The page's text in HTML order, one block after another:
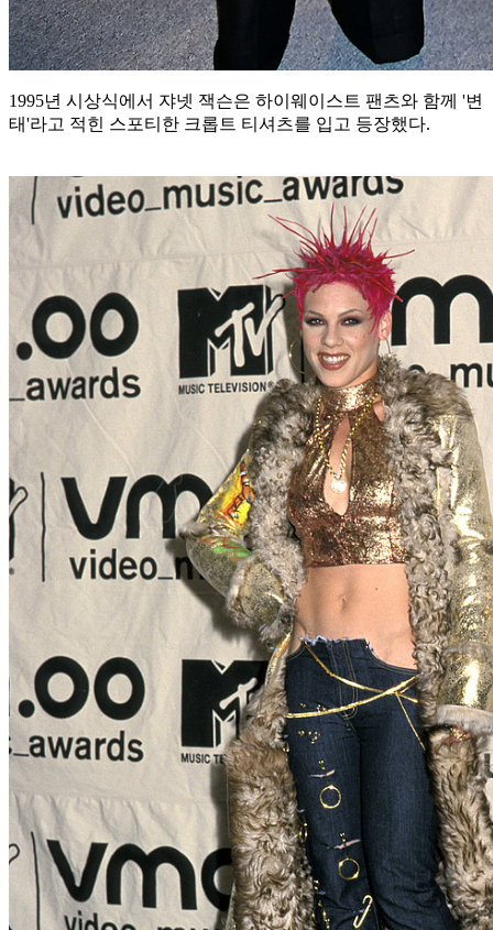
1995년 시상식에서 쟈넷 잭슨은 하이웨이스트 팬츠와 함께 '변
태'라고 적힌 스포티한 크롭트 티셔츠를 입고 등장했다.